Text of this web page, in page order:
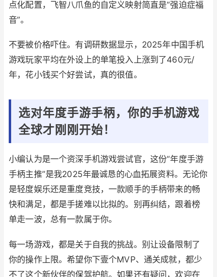
点化配置，飞智八爪鱼的自定义映射简直是“强迫症福
音”。
不要被价格吓住。有调研数据显示，2025年中国手机
游戏玩家平均在外设上的单笔投入上涨到了460元/
年，花小钱买个好尝试，真的很值。
选对年度手游手柄，你的手机游戏
全球才刚刚开始！
小编认为是一个资深手机游戏尝试官，这份“年度手游
手柄主推”是我2025年最诚恳的心血拓展资料。无论你
是轻度娱乐还是重度竞技，一款顺手的手柄带来的畅
快和满足，都是手搓难以比拟的。别再纠结，跟着榜
单走一波，总有一款属于你。
每一场游戏，都是关于自我的挑战。别让设备限制了
你的操作上限。希望你下壹个MVP、通关成就，都少
不了这个新伙伴的保驾护航。如果还有疑问，欢迎在